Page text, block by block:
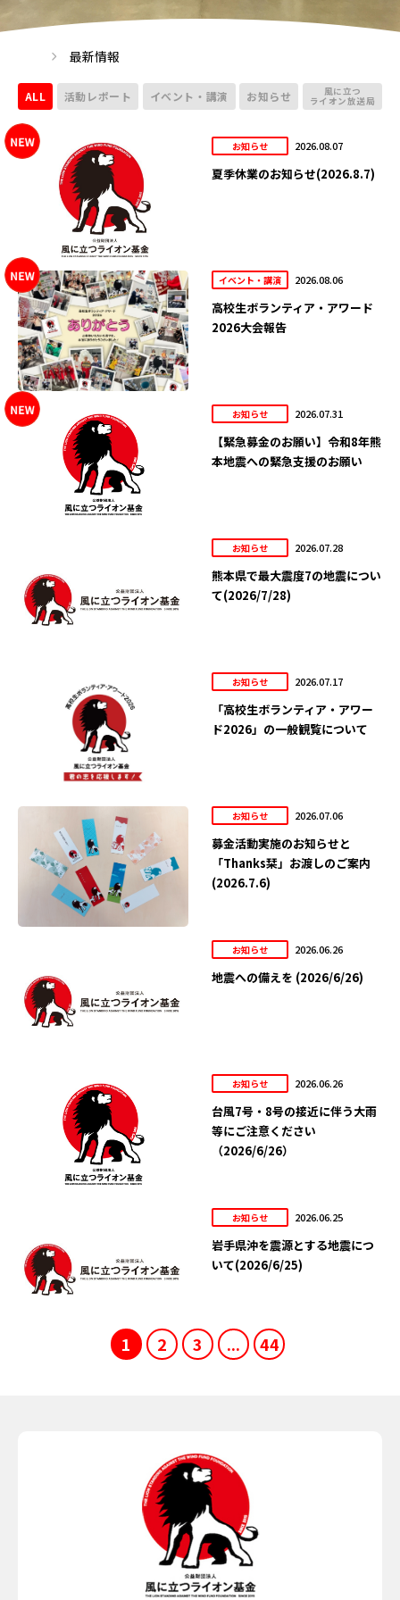
最新情報
ALL 活動レポート イベント・講演 お知らせ 風に立つ
ライオン放送局
お知らせ 2026.08.07
夏季休業のお知らせ(2026.8.7)
イベント・講演 2026.08.06
高校生ボランティア・アワード
2026大会報告
お知らせ 2026.07.31
【緊急募金のお願い】令和8年熊
本地震への緊急支援のお願い
お知らせ 2026.07.28
熊本県で最大震度7の地震につい
て(2026/7/28)
お知らせ 2026.07.17
「高校生ボランティア・アワー
ド2026」の一般観覧について
お知らせ 2026.07.06
募金活動実施のお知らせと
「Thanks栞」お渡しのご案内
(2026.7.6)
お知らせ 2026.06.26
地震への備えを (2026/6/26)
お知らせ 2026.06.26
台風7号・8号の接近に伴う大雨
等にご注意ください
（2026/6/26）
お知らせ 2026.06.25
岩手県沖を震源とする地震につ
いて(2026/6/25)
1 2 3 ... 44